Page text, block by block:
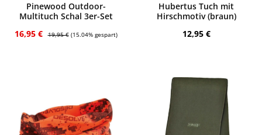
Pinewood Outdoor-
Multituch Schal 3er-Set
Verkaufspreis:
16,95 € Regulärer Preis:
19,95 € (15.04% gespart)
Hubertus Tuch mit
Hirschmotiv (braun)
Regulärer Preis:
12,95 €